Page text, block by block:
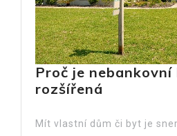
Proč je
rozšířená
Mít vlastní dům či byt je